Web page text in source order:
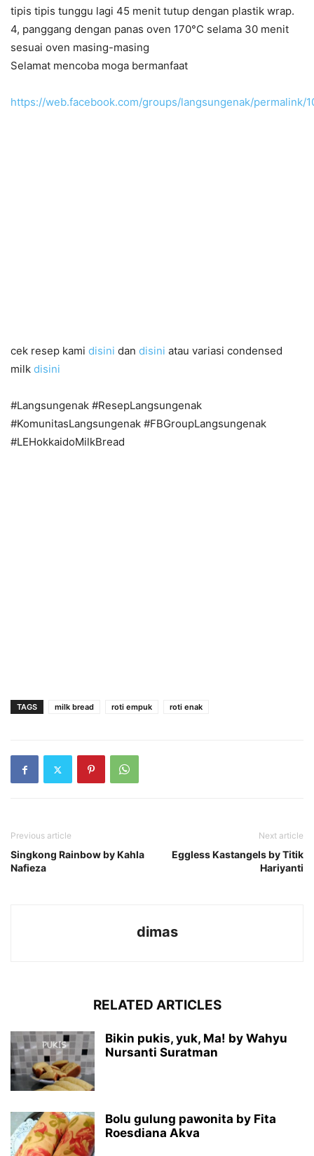
tipis tipis tunggu lagi 45 menit tutup dengan plastik wrap.
4, panggang dengan panas oven 170°C selama 30 menit
sesuai oven masing-masing
Selamat mencoba moga bermanfaat
https://web.facebook.com/groups/langsungenak/permalink/
cek resep kami disini dan disini atau variasi condensed
milk disini
#Langsungenak #ResepLangsungenak
#KomunitasLangsungenak #FBGroupLangsungenak
#LEHokkaidoMilkBread
TAGS milk bread roti empuk roti enak
Previous article
Singkong Rainbow by Kahla
Nafieza
Next article
Eggless Kastangels by Titik
Hariyanti
dimas
RELATED ARTICLES
Bikin pukis, yuk, Ma! by Wahyu
Nursanti Suratman
Bolu gulung pawonita by Fita
Roesdiana Akva